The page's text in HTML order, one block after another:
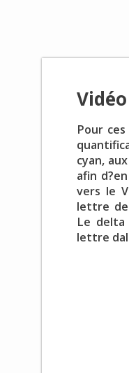
Pour
cyan,
afin
vers le
lettre de
Le
lettre